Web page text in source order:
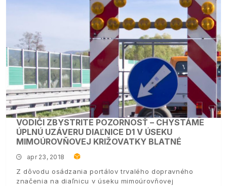
VODIČI ZBYSTRITE POZORNOSŤ – CHYSTÁME
ÚPLNÚ UZÁVERU DIAĽNICE D1 V ÚSEKU
MIMOÚROVŇOVEJ KRIŽOVATKY BLATNÉ
apr 23, 2018
Z dôvodu osádzania portálov trvalého dopravného
značenia na diaľnicu v úseku mimoúrovňovej